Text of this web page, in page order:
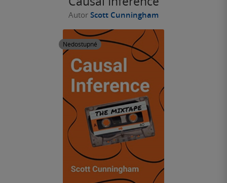
Autor Scott Cunningham
Nedostupné